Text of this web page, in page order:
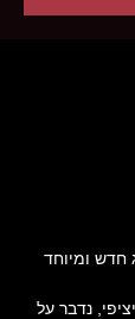
חדש ומיוחד
נדבר על